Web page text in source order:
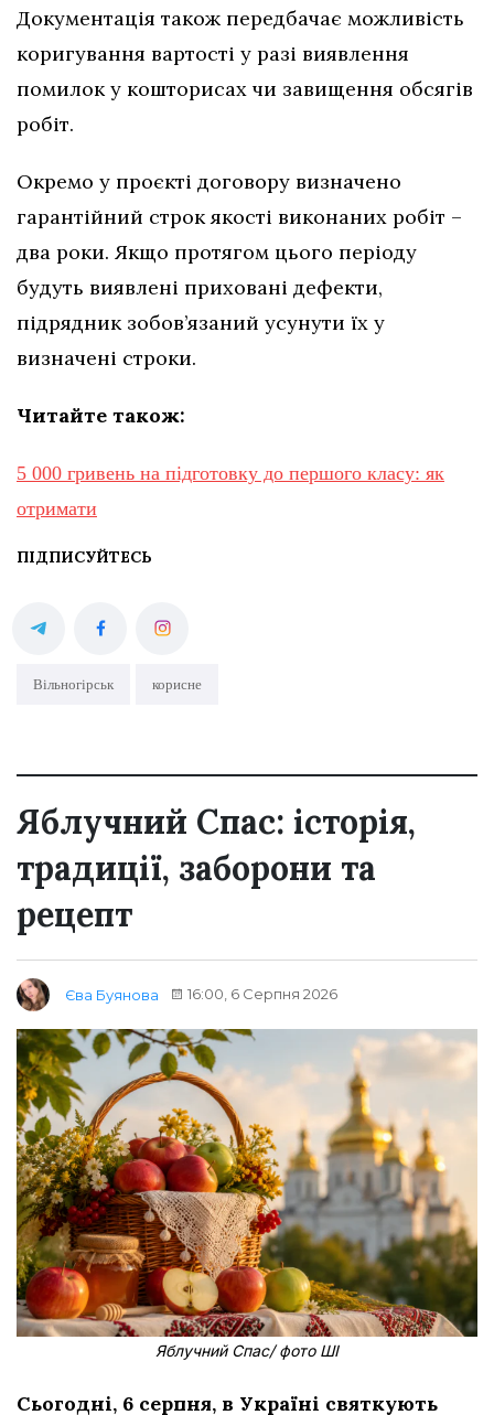
Документація також передбачає можливість
коригування вартості у разі виявлення
помилок у кошторисах чи завищення обсягів
робіт.
Окремо у проєкті договору визначено
гарантійний строк якості виконаних робіт –
два роки. Якщо протягом цього періоду
будуть виявлені приховані дефекти,
підрядник зобов’язаний усунути їх у
визначені строки.
Читайте також:
5 000 гривень на підготовку до першого класу: як
отримати
ПІДПИСУЙТЕСЬ
Вільногірськ корисне
Яблучний Спас: історія,
традиції, заборони та
рецепт
Єва Буянова 16:00, 6 Серпня 2026
Яблучний Спас/ фото ШІ
Сьогодні, 6 серпня, в Україні святкують